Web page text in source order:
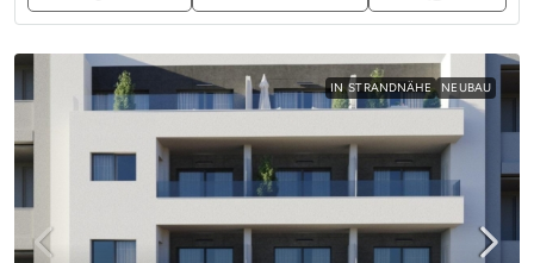
IN STRANDNÄHE NEUBAU